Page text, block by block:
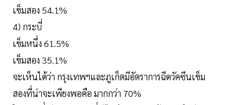
เข็มสอง 54.1%
4) กระบี่
เข็มหนึ่ง 61.5%
เข็มสอง 35.1%
จะเห็นได้ว่า กรุงเทพฯและภูเก็ตมีอัตราการฉีดวัคซีนเข็ม
สองที่น่าจะเพียงพอคือ มากกว่า 70%